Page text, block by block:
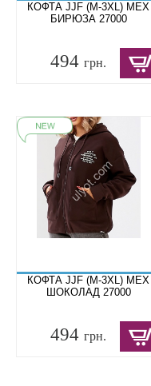
КОФТА JJF (M-3XL) МЕХ
БИРЮЗА 27000
494 грн.
КОФТА JJF (M-3XL) МЕХ
ШОКОЛАД 27000
494 грн.